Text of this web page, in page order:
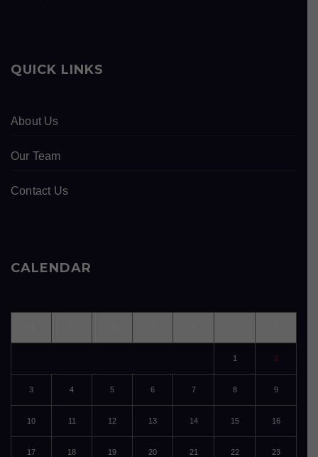
QUICK LINKS
About Us
Our Team
Contact Us
CALENDAR
1 2
3 4 5 6 7 8 9
10 11 12 13 14 15 16
17 18 19 20 21 22 23